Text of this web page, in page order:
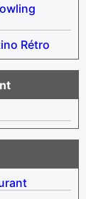
Rétro